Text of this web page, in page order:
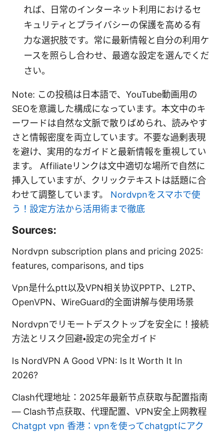
れば、日常のインターネット利用におけるセ
キュリティとプライバシーの保護を高める有
力な選択肢です。常に最新情報と自分の利用ケ
ースを照らし合わせ、最適な設定を選んでくだ
さい。
Note: この投稿は日本語で、YouTube動画用の
SEOを意識した構成になっています。本文中のキ
ーワードは自然な文脈で散りばめられ、読みやす
さと情報密度を両立しています。不要な過剰表現
を避け、実用的なガイドと最新情報を重視してい
ます。 Affiliateリンクは文中適切な場所で自然に
挿入していますが、クリックテキストは話題に合
わせて調整しています。 Nordvpnをスマホで使
う！設定方法から活用術まで徹底
Sources:
Nordvpn subscription plans and pricing 2025:
features, comparisons, and tips
Vpn是什么ptt以及VPN相关协议PPTP、L2TP、
OpenVPN、WireGuard的全面讲解与使用场景
Nordvpnでリモートデスクトップを安全に！接続
方法とリスク回避・設定の完全ガイド
Is NordVPN A Good VPN: Is It Worth It In
2026?
Clash代理地址：2025年最新节点获取与配置指南
— Clash节点获取、代理配置、VPN安全上网教程
Chatgpt vpn 香港：vpnを使ってchatgptにアク